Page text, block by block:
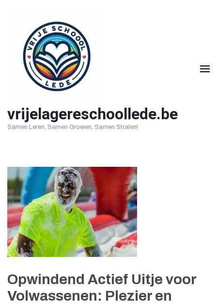
inhoud
vrijelagereschoollede.be
Samen Leren, Samen Groeien, Samen Stralen!
Opwindend Actief Uitje voor
Volwassenen: Plezier en